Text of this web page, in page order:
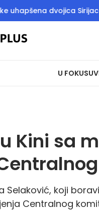
dvojica Sirijaca,
U FOKUSU
Kini sa
Selaković, koji
Centralnog